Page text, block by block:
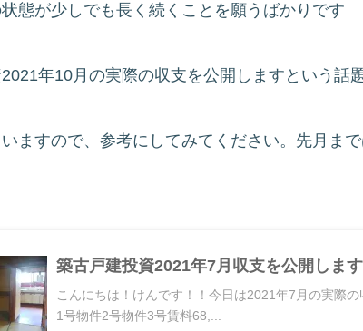
態が少しでも長く続くことを願うばかりです
年10月の実際の収支を公開しますという話
ますので、参考にしてみてください。先月ま
築古戸建投資2021年7月収支を公開します
こんにちは！けんです！！今日は2021年7月の実際
1号物件2号物件3号賃料68,...